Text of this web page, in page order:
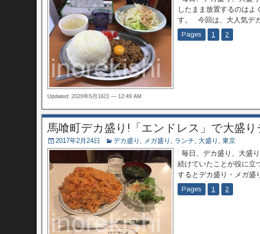
したまま放置するのは
す。 今回は、大人気デ
Pages 1 2
Updated: 2020年5月16日 — 12:49 AM
馬喰町デカ盛り!「エンドレス」で大盛
2017年2月24日 デカ盛り , メガ盛り , ランチ, 大盛り , 東京
毎日、デカ盛り、大盛
続けていたことが役に
するとデカ盛り・メガ盛
Pages 1 2